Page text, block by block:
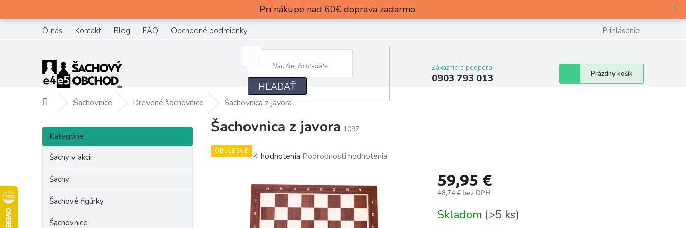
na
Pri nákupe nad 60€ doprava zadarmo.
O nás Kontakt Blog FAQ Obchodné podmienky Prihlásenie
HĽADAŤ
Zákaznícka podpora:
0903 793 013
Nákupný
košík
Prázdny košík
DomovŠachovnice Drevené šachovnice Šachovnica z javora
B
č
Preskočiť
kategórie
Kategórie
Šachy v akcii
Šachy
Šachové figúrky
Šachovnice
Šachovnica z javora 1097
OBĽÚBENÉ
Priemerné
je
5,0
z
5
4 hodnotenia Podrobnosti hodnotenia
59,95 €
48,74 € bez DPH
Jednotková
cena:
Skladom (>5 ks)